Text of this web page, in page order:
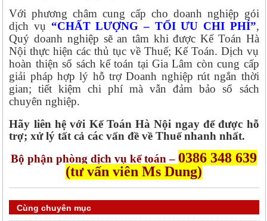
Với phương châm cung cấp cho doanh nghiệp gói
dịch vụ “CHẤT LƯỢNG – TỐI ƯU CHI PHÍ”,
Quý doanh nghiệp sẽ an tâm khi được Kế Toán Hà
Nội thực hiện các thủ tục về Thuế; Kế Toán. Dịch vụ
hoàn thiện sổ sách kế toán tại Gia Lâm còn cung cấp
giải pháp hợp lý hỗ trợ Doanh nghiệp rút ngắn thời
gian; tiết kiệm chi phí mà vẫn đảm bảo sổ sách
chuyên nghiệp.
Hãy liên hệ với Kế Toán Hà Nội ngay để được hỗ
trợ; xử lý tất cả các vấn đề về Thuế nhanh nhất.
Bộ phận phòng dịch vụ kế toán – 0386 348 639
(tư vấn viên Ms Dung)
Cùng chuyên mục